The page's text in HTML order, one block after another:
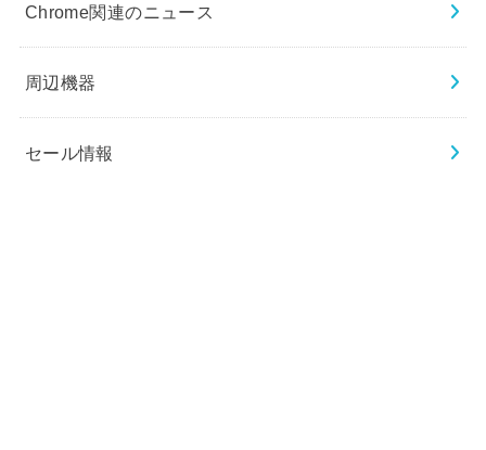
Chrome関連のニュース
周辺機器
セール情報